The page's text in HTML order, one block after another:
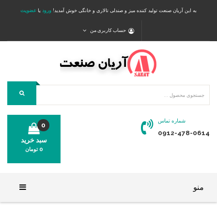
به این آریان صنعت تولید کننده میز و صندلی تالاری و خانگی خوش آمدید! ورود یا عضویت
حساب کاربری من
شماره تماس
0912-478-0614
سبد خرید
0
0 تومان
منو